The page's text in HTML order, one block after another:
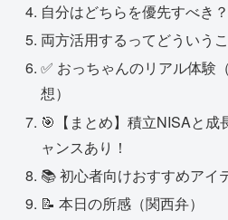
自分はどちらを優先すべき
両方活用するってどういう
✅ おっちゃんのリアル体験
想）
🎯【まとめ】積立NISAと成
ャンスあり！
📚 初心者向けおすすめアイ
📝 本日の所感（関西弁）